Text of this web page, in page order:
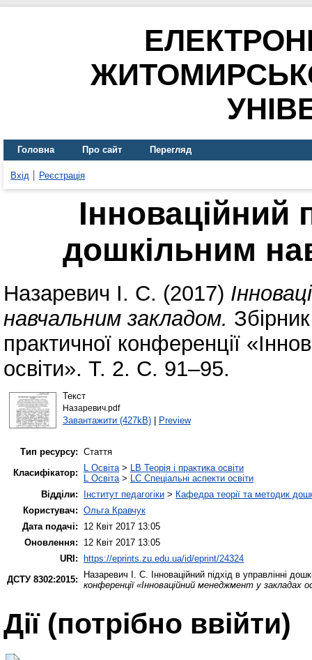
Головна Про сайт Перегляд
Вхід Реєстрація
Інноваційний
дошкільним
Назаревич І. С. (2017)
навчальним закладом.
практичної конференції
освіти». Т. 2. С. 91–95.
Текст
Назаревич.pdf
Завантажити (427kB)| Preview
Тип ресурсу: Стаття
Класифікатор:
L Освіта> LB Теорія і практика освіти
L Освіта> LC Спеціальні аспекти освіти
Відділи:
Інститут педагогіки > Кафедра теорії та методик
Користувач: Ольга Кравчук
Дата подачі:
12 Квіт 2017 13:05
Оновлення:
12 Квіт 2017 13:05
URI:
https://eprints.zu.edu.ua/id/eprint/24324
ДСТУ 8302:2015:
Назаревич І. С. Інноваційний підхід в управлінні
конференції «Інноваційний менеджмент у закладах
Дії ​​(потрібно ввійти)